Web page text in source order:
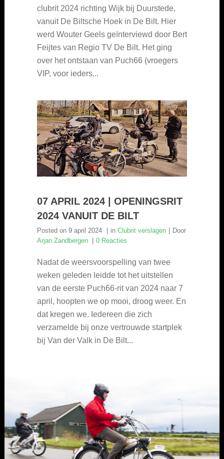
clubrit 2024 richting Wijk bij Duurstede,
vanuit De Biltsche Hoek in De Bilt. Hier
werd Wouter Geels geïnterviewd door Bert
Feijtes van Regio TV De Bilt. Het ging
over het ontstaan van Puch66 (vroegers
VIP, voor ieders...
07 APRIL 2024 | OPENINGSRIT
2024 VANUIT DE BILT
Posted on 9 april 2024 in Clubrit verslagen
Door
Arjan Zandbergen
0 Reacties
Nadat de weersvoorspelling van twee
weken geleden leidde tot het uitstellen
van de eerste Puch66-rit van 2024 naar 7
april, hoopten we op mooi, droog weer. En
dat kregen we. Iedereen die zich
verzamelde bij onze vertrouwde startplek
bij Van der Valk in De Bilt...